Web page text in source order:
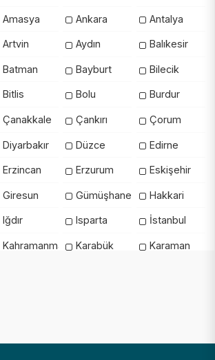
Amasya Ankara Antalya
Artvin Aydın Balıkesir
Batman Bayburt Bilecik
Bitlis Bolu Burdur
Çanakkale Çankırı Çorum
Diyarbakır Düzce Edirne
Erzincan Erzurum Eskişehir
Giresun Gümüşhane Hakkari
Iğdır Isparta İstanbul
KahramanmaraşKarabük Karaman
Mersin Muğla Muş